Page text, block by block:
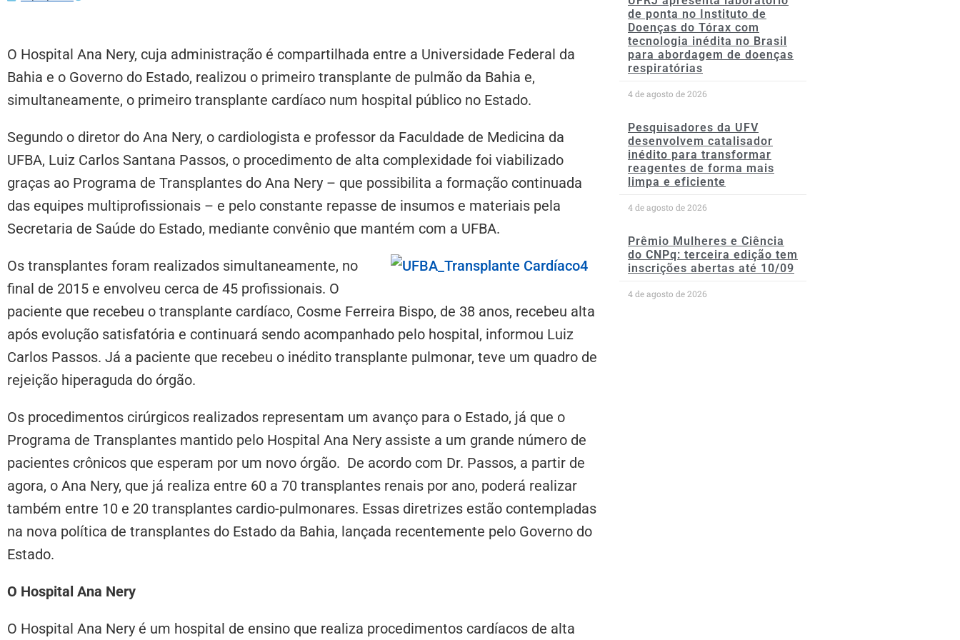
O Hospital Ana Nery, cuja administração é compartilhada entre a Universidade Federal da
Bahia e o Governo do Estado, realizou o primeiro transplante de pulmão da Bahia e,
simultaneamente, o primeiro transplante cardíaco num hospital público no Estado.
Segundo o diretor do Ana Nery, o cardiologista e professor da Faculdade de Medicina da
UFBA, Luiz Carlos Santana Passos, o procedimento de alta complexidade foi viabilizado
graças ao Programa de Transplantes do Ana Nery – que possibilita a formação continuada
das equipes multiprofissionais – e pelo constante repasse de insumos e materiais pela
Secretaria de Saúde do Estado, mediante convênio que mantém com a UFBA.
Os transplantes foram realizados simultaneamente, no
final de 2015 e envolveu cerca de 45 profissionais. O
paciente que recebeu o transplante cardíaco, Cosme Ferreira Bispo, de 38 anos, recebeu alta
após evolução satisfatória e continuará sendo acompanhado pelo hospital, informou Luiz
Carlos Passos. Já a paciente que recebeu o inédito transplante pulmonar, teve um quadro de
rejeição hiperaguda do órgão.
Os procedimentos cirúrgicos realizados representam um avanço para o Estado, já que o
Programa de Transplantes mantido pelo Hospital Ana Nery assiste a um grande número de
pacientes crônicos que esperam por um novo órgão. De acordo com Dr. Passos, a partir de
agora, o Ana Nery, que já realiza entre 60 a 70 transplantes renais por ano, poderá realizar
também entre 10 e 20 transplantes cardio-pulmonares. Essas diretrizes estão contempladas
na nova política de transplantes do Estado da Bahia, lançada recentemente pelo Governo do
Estado.
O Hospital Ana Nery
O Hospital Ana Nery é um hospital de ensino que realiza procedimentos cardíacos de alta
de ponta no Instituto de
Doenças do Tórax com
tecnologia inédita no Brasil
para abordagem de doenças
respiratórias
4 de agosto de 2026
Pesquisadores da UFV
desenvolvem catalisador
inédito para transformar
reagentes de forma mais
limpa e eficiente
4 de agosto de 2026
Prêmio Mulheres e Ciência
do CNPq: terceira edição tem
inscrições abertas até 10/09
4 de agosto de 2026